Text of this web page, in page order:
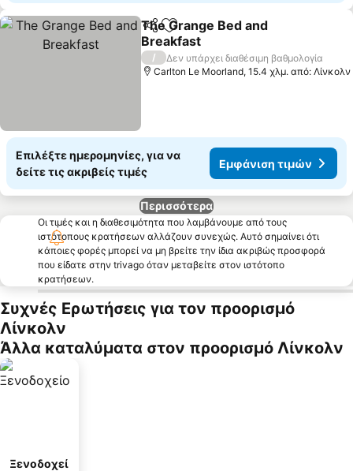
Κοινοποίηση
Προσθήκη στα αγαπημένα
The Grange Bed and
Breakfast
/
Δεν υπάρχει διαθέσιμη βαθμολογία
Carlton Le Moorland, 15.4 χλμ. από: Λίνκολν
Επιλέξτε ημερομηνίες, για να
δείτε τις ακριβείς τιμές
Εμφάνιση τιμών
Περισσότερα
Οι τιμές και η διαθεσιμότητα που λαμβάνουμε από τους
ιστότοπους κρατήσεων αλλάζουν συνεχώς. Αυτό σημαίνει ότι
κάποιες φορές μπορεί να μη βρείτε την ίδια ακριβώς προσφορά
που είδατε στην trivago όταν μεταβείτε στον ιστότοπο
κρατήσεων.
Συχνές Ερωτήσεις για τον προορισμό
Λίνκολν
Άλλα καταλύματα στον προορισμό Λίνκολν
Ξενοδοχεί